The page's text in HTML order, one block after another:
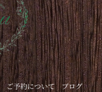
ご予約について ブログ